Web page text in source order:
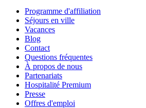
Programme d'affiliation
Séjours en ville
Vacances
Blog
Contact
Questions fréquentes
À propos de nous
Partenariats
Hospitalité Premium
Presse
Offres d'emploi